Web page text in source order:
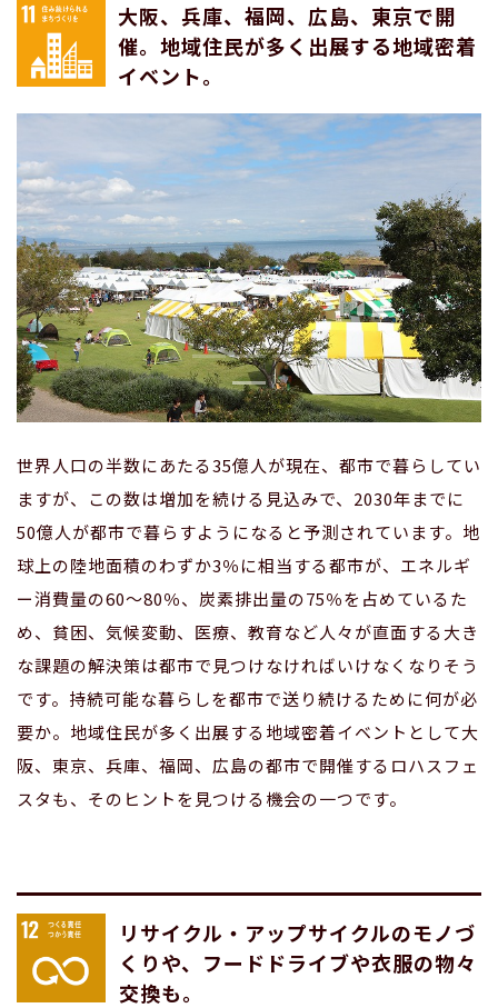
大阪、兵庫、福岡、広島、東京で開
催。地域住民が多く出展する地域密着
イベント。
世界人口の半数にあたる35億人が現在、都市で暮らしてい
ますが、この数は増加を続ける見込みで、2030年までに
50億人が都市で暮らすようになると予測されています。地
球上の陸地面積のわずか3％に相当する都市が、エネルギ
ー消費量の60〜80％、炭素排出量の75％を占めているた
め、貧困、気候変動、医療、教育など人々が直面する大き
な課題の解決策は都市で見つけなければいけなくなりそう
です。持続可能な暮らしを都市で送り続けるために何が必
要か。地域住民が多く出展する地域密着イベントとして大
阪、東京、兵庫、福岡、広島の都市で開催するロハスフェ
スタも、そのヒントを見つける機会の一つです。
リサイクル・アップサイクルのモノづ
くりや、フードドライブや衣服の物々
交換も。